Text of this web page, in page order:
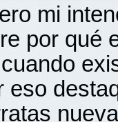
mi
por qué
eso